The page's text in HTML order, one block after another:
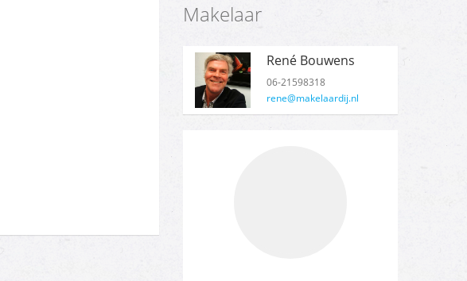
Makelaar
René Bouwens
06-21598318
rene@makelaardij.nl